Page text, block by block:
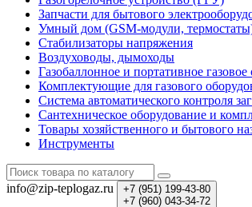
Запчасти для бытового
Умный дом (GSM-модули,
Cтабилизаторы напряжения
Воздуховоды, дымоходы
Газобаллонное и портативное
Комплектующие для газового
Система автоматического контроля
Сантехническое оборудование и
Товары хозяйственного и бытового
Инструменты
info@zip-teplogaz.ru +7 (951) 199-43-80
+7 (960) 043-34-72